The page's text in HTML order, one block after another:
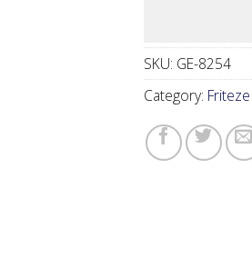
SKU: GE-8254
Category: Friteze